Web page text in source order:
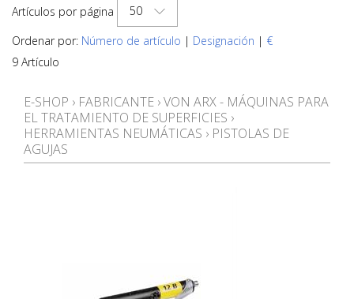
Artículos por página
50
Ordenar por: Número de artículo | Designación | €
9 Artículo
E-SHOP › FABRICANTE ›VON ARX - MÁQUINAS PARA
EL TRATAMIENTO DE SUPERFICIES ›
HERRAMIENTAS NEUMÁTICAS › PISTOLAS DE
AGUJAS